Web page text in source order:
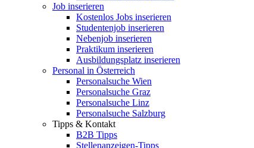
Job inserieren
Kostenlos Jobs inserieren
Studentenjob inserieren
Nebenjob inserieren
Praktikum inserieren
Ausbildungsplatz inserieren
Personal in Österreich
Personalsuche Wien
Personalsuche Graz
Personalsuche Linz
Personalsuche Salzburg
Tipps & Kontakt
B2B Tipps
Stellenanzeigen-Tipps